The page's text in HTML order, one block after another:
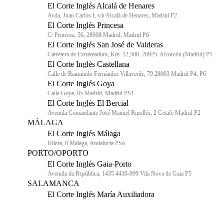
El Corte Inglés Alcalá de Henares
Avda. Juan Carlos I, s/n Alcalá de Henares, Madrid P2
El Corte Inglés Princesa
C/ Princesa, 56, 28008 Madrid, Madrid P6
El Corte Inglés San José de Valderas
Carretera de Extremadura, Km. 12,500. 28925. Alcorcón (Madrid) P1
El Corte Inglés Castellana
Calle de Raimundo Fernández Villaverde, 79 28003 Madrid P4, P6
El Corte Inglés Goya
Calle Goya, 85 Madrid, Madrid PS1
El Corte Inglés El Bercial
Avenida Comandante José Manuel Ripollés, 2 Getafe Madrid P2
MÁLAGA
El Corte Inglés Málaga
Hilera, 8 Málaga, Andalucía PSo
PORTO/OPORTO
El Corte Inglés Gaia-Porto
Avenida da República, 1435 4430-999 Vila Nova de Gaia P5
SALAMANCA
El Corte Inglés María Auxiliadora